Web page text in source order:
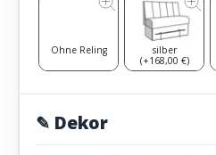
Ohne Reling
silber
(+168,00 €)
✎ Dekor